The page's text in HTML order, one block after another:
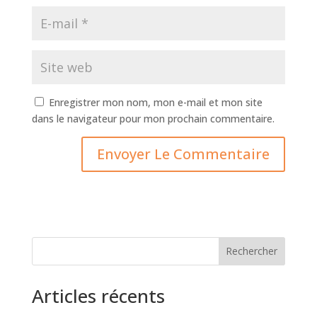
Enregistrer mon nom, mon e-mail et mon site
dans le navigateur pour mon prochain commentaire.
Rechercher
Articles récents